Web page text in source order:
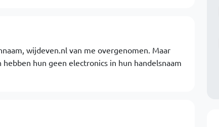
wijdeven.nl van me overgenomen. Maar
hun geen electronics in hun handelsnaam